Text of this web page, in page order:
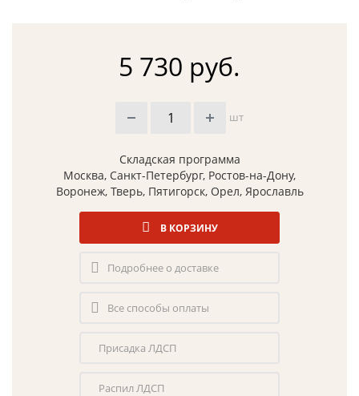
5 730 руб.
шт
Складская программа
Москва, Санкт-Петербург, Ростов-на-Дону,
Воронеж, Тверь, Пятигорск, Орел, Ярославль
В КОРЗИНУ
Подробнее о доставке
Все способы оплаты
Присадка ЛДСП
Распил ЛДСП